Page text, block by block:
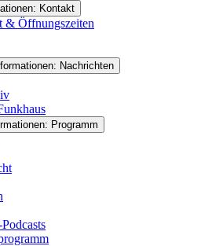
Kontakt
& Öffnungszeiten
Nachrichten
Programm